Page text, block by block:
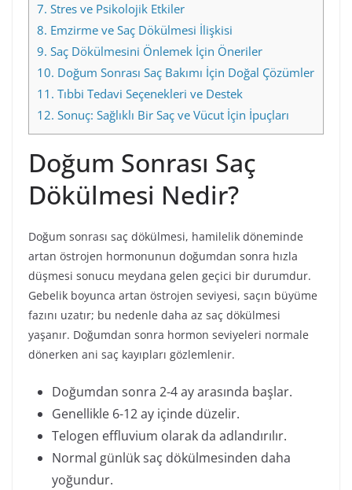
7. Stres ve Psikolojik Etkiler
8. Emzirme ve Saç Dökülmesi İlişkisi
9. Saç Dökülmesini Önlemek İçin Öneriler
10. Doğum Sonrası Saç Bakımı İçin Doğal Çözümler
11. Tıbbi Tedavi Seçenekleri ve Destek
12. Sonuç: Sağlıklı Bir Saç ve Vücut İçin İpuçları
Doğum Sonrası Saç
Dökülmesi Nedir?
Doğum sonrası saç dökülmesi, hamilelik döneminde
artan östrojen hormonunun doğumdan sonra hızla
düşmesi sonucu meydana gelen geçici bir durumdur.
Gebelik boyunca artan östrojen seviyesi, saçın büyüme
fazını uzatır; bu nedenle daha az saç dökülmesi
yaşanır. Doğumdan sonra hormon seviyeleri normale
dönerken ani saç kayıpları gözlemlenir.
Doğumdan sonra 2-4 ay arasında başlar.
Genellikle 6-12 ay içinde düzelir.
Telogen effluvium olarak da adlandırılır.
Normal günlük saç dökülmesinden daha
yoğundur.